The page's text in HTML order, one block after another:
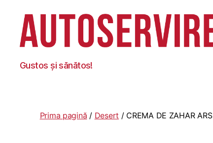
Autoservire
Foisor
Gustos și sănătos!
Prima pagină / Desert / CREMA DE ZAHAR ARS